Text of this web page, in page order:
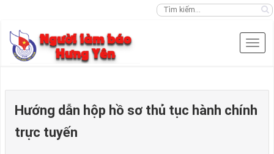
Hướng dẫn hộp hồ sơ thủ tục hành chính
trực tuyến